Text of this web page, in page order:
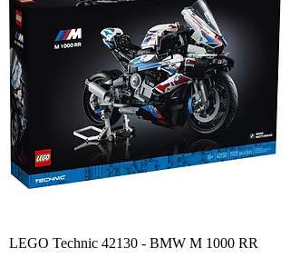
LEGO Technic 42130 - BMW M 1000 RR